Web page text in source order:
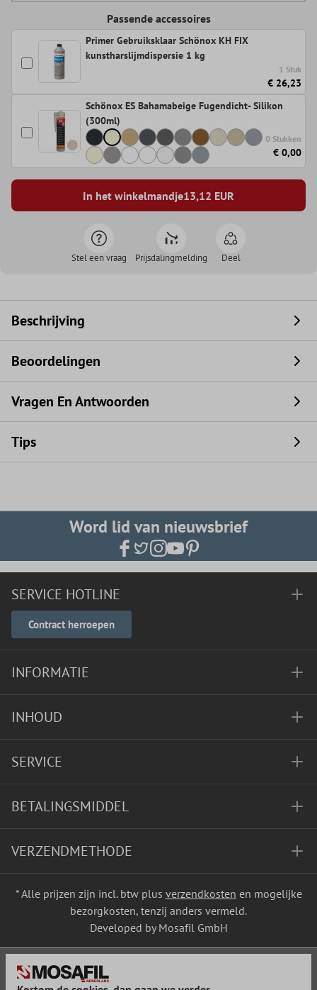
Passende accessoires
Primer Gebruiksklaar Schönox KH FIX
kunstharslijmdispersie 1 kg
1 Stuk
€ 26,23
Schönox ES Bahamabeige Fugendicht- Silikon
(300ml)
0 Stukken
€ 0,00
In het winkelmandje13,12 EUR
Stel een vraag Prijsdalingmelding Deel
Beschrijving
Beoordelingen
Vragen En Antwoorden
Tips
Word lid van nieuwsbrief
SERVICE HOTLINE
Contract herroepen
INFORMATIE
INHOUD
SERVICE
BETALINGSMIDDEL
VERZENDMETHODE
* Alle prijzen zijn incl. btw plus verzendkosten en mogelijke
bezorgkosten, tenzij anders vermeld.
Developed by Mosafil GmbH